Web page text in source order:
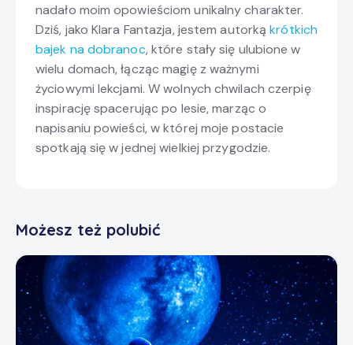
nadało moim opowieściom unikalny charakter.
Dziś, jako Klara Fantazja, jestem autorkąkrótkich
bajek na dobranoc, które stały się ulubione w
wielu domach, łącząc magię z ważnymi
życiowymi lekcjami. W wolnych chwilach czerpię
inspirację spacerując po lesie, marząc o
napisaniu powieści, w której moje postacie
spotkają się w jednej wielkiej przygodzie.
Możesz też polubić